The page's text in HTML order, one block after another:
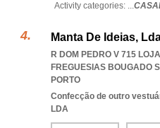
Activity categories: ...
Manta De Ideias,
R DOM PEDRO V 715
FREGUESIAS BOUGADO
PORTO
Confecção de outro
LDA